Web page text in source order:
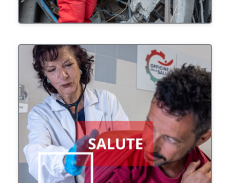
Tutelare e promuovere l'educazione universale e
l'accesso equo alla salute e alla sicurezza delle
persone.